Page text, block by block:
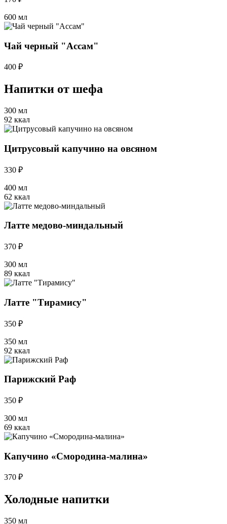
600 мл
Чай черный "Ассам"
400 ₽
Напитки от шефа
300 мл
92 ккал
Цитрусовый капучино на овсяном
330 ₽
400 мл
62 ккал
Латте медово-миндальный
370 ₽
300 мл
89 ккал
Латте "Тирамису"
350 ₽
350 мл
92 ккал
Парижский Раф
350 ₽
300 мл
69 ккал
Капучино «Смородина-малина»
370 ₽
Холодные напитки
350 мл